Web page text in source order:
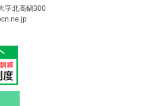
字北高鍋300